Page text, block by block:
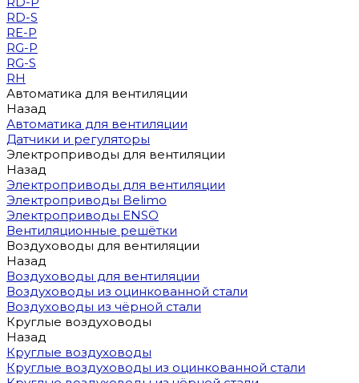
RD-S
RE-P
RG-P
RG-S
RH
Автоматика для вентиляции
Назад
Автоматика для вентиляции
Датчики и регуляторы
Электроприводы для вентиляции
Назад
Электроприводы для вентиляции
Электроприводы Belimo
Электроприводы ENSO
Вентиляционные решётки
Воздуховоды для вентиляции
Назад
Воздуховоды для вентиляции
Воздуховоды из оцинкованной стали
Воздуховоды из чёрной стали
Круглые воздуховоды
Назад
Круглые воздуховоды
Круглые воздуховоды из оцинкованной стали